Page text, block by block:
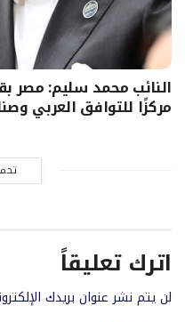
النائب محمد سليم: مصر
مركزًا للتوافق العربي
اترك تعليقاً
لن يتم نشر عنوان بريدك